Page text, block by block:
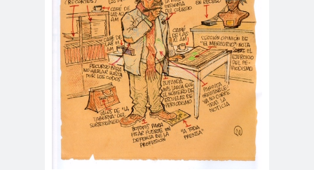
#Colegiodeperiodistas
#Eleccion
es
#Elecciones2
024
#FalloJudic
#GabrielBoric
Font
#Géner
o
#GéneroYDD
HH
#Importan
te
#Importante #Noticias
#Asamblea